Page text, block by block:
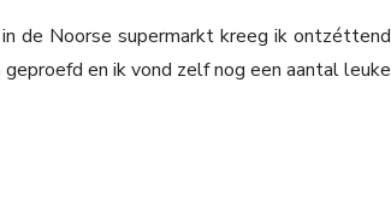
de Noorse supermarkt kreeg ik ontzéttend
en ik vond zelf nog een aantal leuke